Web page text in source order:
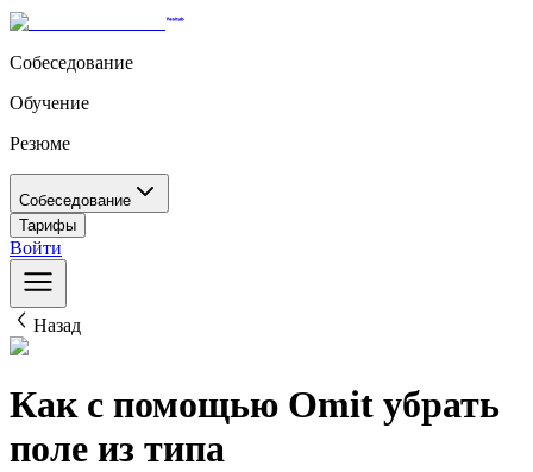
Собеседование
Обучение
Резюме
Собеседование
Тарифы
Войти
Назад
Как с помощью Omit убрать
поле из типа